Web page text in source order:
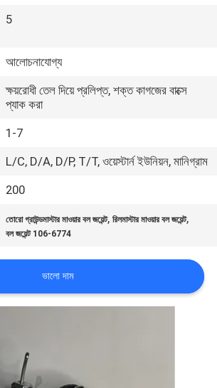
5
আলোচনাযোগ্য
ক্ষয়রোধী তেল দিয়ে প্রলিপ্ত, শক্ত কাগজের বাক্সে
প্যাক করা
1-7
L/C, D/A, D/P, T/T, ওয়েস্টার্ন ইউনিয়ন, মানিগ্রাম
200
তোরো গ্রাউন্ডমাস্টার মাওয়ার বল জয়েন্ট,রিলমাস্টার মাওয়ার বল জয়েন্ট,
বল জয়েন্ট 106-6774
ভালো দাম